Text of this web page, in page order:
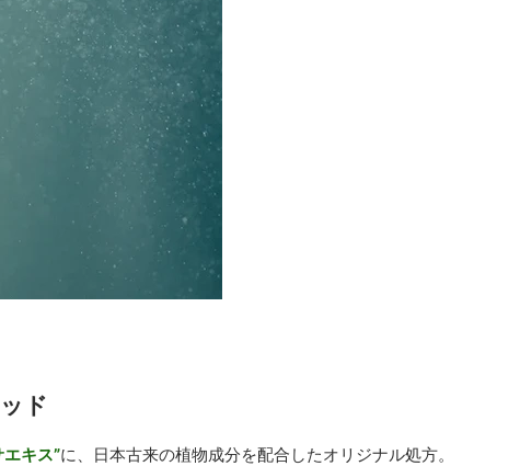
ド
キス”に、日本古来の植物成分を配合したオリジナル処方。